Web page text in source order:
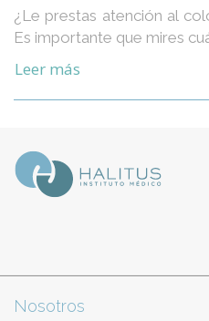
¿Le prestas atención al
Es importante que mires
Leer más
Nosotros